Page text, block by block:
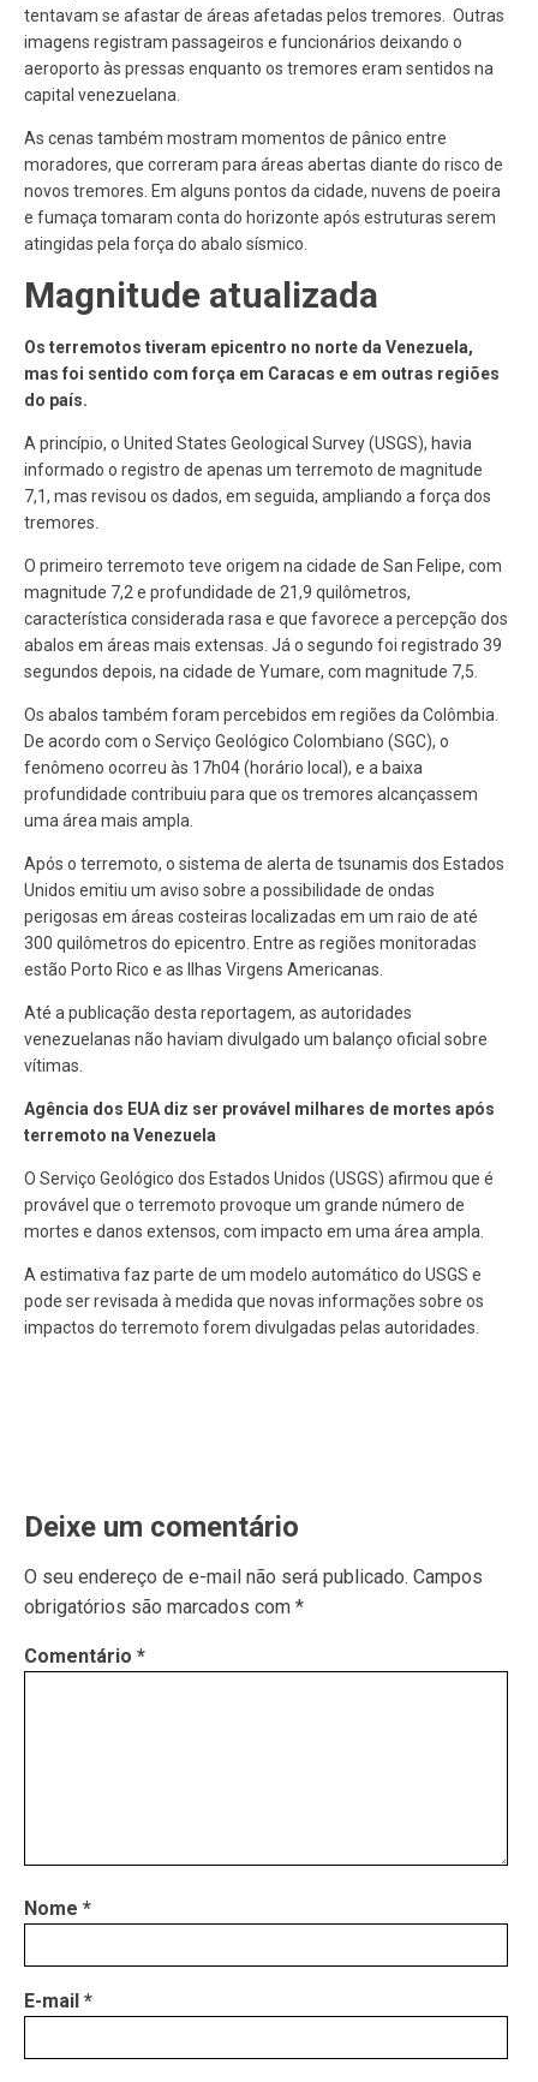
tentavam se afastar de áreas afetadas pelos tremores. Outras
imagens registram passageiros e funcionários deixando o
aeroporto às pressas enquanto os tremores eram sentidos na
capital venezuelana.
As cenas também mostram momentos de pânico entre
moradores, que correram para áreas abertas diante do risco de
novos tremores. Em alguns pontos da cidade, nuvens de poeira
e fumaça tomaram conta do horizonte após estruturas serem
atingidas pela força do abalo sísmico.
Magnitude atualizada
Os terremotos tiveram epicentro no norte da Venezuela,
mas foi sentido com força em Caracas e em outras regiões
do país.
A princípio, o United States Geological Survey (USGS), havia
informado o registro de apenas um terremoto de magnitude
7,1, mas revisou os dados, em seguida, ampliando a força dos
tremores.
O primeiro terremoto teve origem na cidade de San Felipe, com
magnitude 7,2 e profundidade de 21,9 quilômetros,
característica considerada rasa e que favorece a percepção dos
abalos em áreas mais extensas. Já o segundo foi registrado 39
segundos depois, na cidade de Yumare, com magnitude 7,5.
Os abalos também foram percebidos em regiões da Colômbia.
De acordo com o Serviço Geológico Colombiano (SGC), o
fenômeno ocorreu às 17h04 (horário local), e a baixa
profundidade contribuiu para que os tremores alcançassem
uma área mais ampla.
Após o terremoto, o sistema de alerta de tsunamis dos Estados
Unidos emitiu um aviso sobre a possibilidade de ondas
perigosas em áreas costeiras localizadas em um raio de até
300 quilômetros do epicentro. Entre as regiões monitoradas
estão Porto Rico e as Ilhas Virgens Americanas.
Até a publicação desta reportagem, as autoridades
venezuelanas não haviam divulgado um balanço oficial sobre
vítimas.
Agência dos EUA diz ser provável milhares de mortes após
terremoto na Venezuela
O Serviço Geológico dos Estados Unidos (USGS) afirmou que é
provável que o terremoto provoque um grande número de
mortes e danos extensos, com impacto em uma área ampla.
A estimativa faz parte de um modelo automático do USGS e
pode ser revisada à medida que novas informações sobre os
impactos do terremoto forem divulgadas pelas autoridades.
Deixe um comentário
O seu endereço de e-mail não será publicado. Campos
obrigatórios são marcados com *
Comentário *
Nome *
E-mail *